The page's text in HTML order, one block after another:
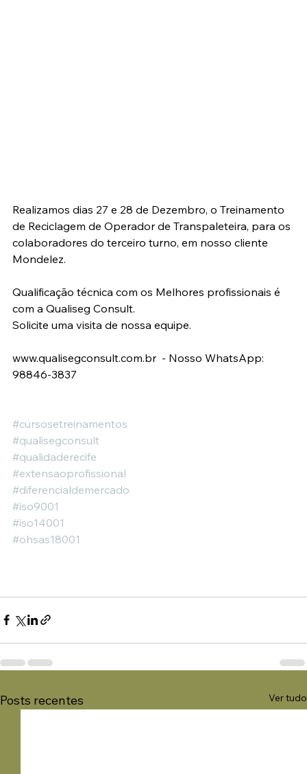
Realizamos dias 27 e 28 de Dezembro, o Treinamento
de Reciclagem de Operador de Transpaleteira, para os
colaboradores do terceiro turno, em nosso cliente
Mondelez.
Qualificação técnica com os Melhores profissionais é
com a Qualiseg Consult.
Solicite uma visita de nossa equipe.
www.qualisegconsult.com.br  - Nosso WhatsApp:
98846-3837
#cursosetreinamentos
#qualisegconsult
#qualidaderecife
#extensaoprofissional
#diferencialdemercado
#iso9001
#iso14001
#ohsas18001
Posts recentes Ver tudo